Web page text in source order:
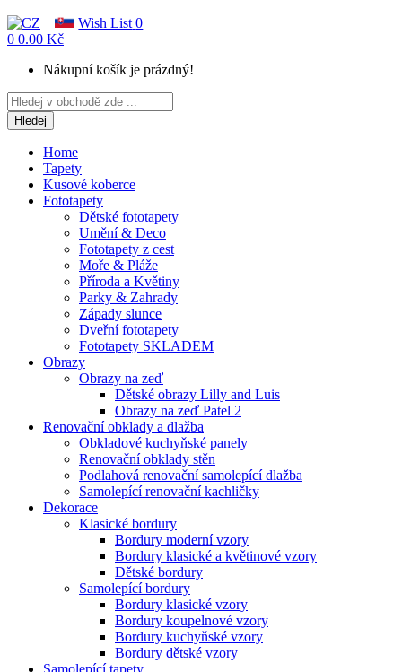
Wish List 0
0 0.00 Kč
Nákupní košík je prázdný!
Hledej
Home
Tapety
Kusové koberce
Fototapety
Dětské fototapety
Umění & Deco
Fototapety z cest
Moře & Pláže
Příroda a Květiny
Parky & Zahrady
Západy slunce
Dveřní fototapety
Fototapety SKLADEM
Obrazy
Obrazy na zeď
Dětské obrazy Lilly and Luis
Obrazy na zeď Patel 2
Renovační obklady a dlažba
Obkladové kuchyňské panely
Renovační obklady stěn
Podlahová renovační samolepící dlažba
Samolepící renovační kachličky
Dekorace
Klasické bordury
Bordury moderní vzory
Bordury klasické a květinové vzory
Dětské bordury
Samolepící bordury
Bordury klasické vzory
Bordury koupelnové vzory
Bordury kuchyňské vzory
Bordury dětské vzory
Samolepící tapety